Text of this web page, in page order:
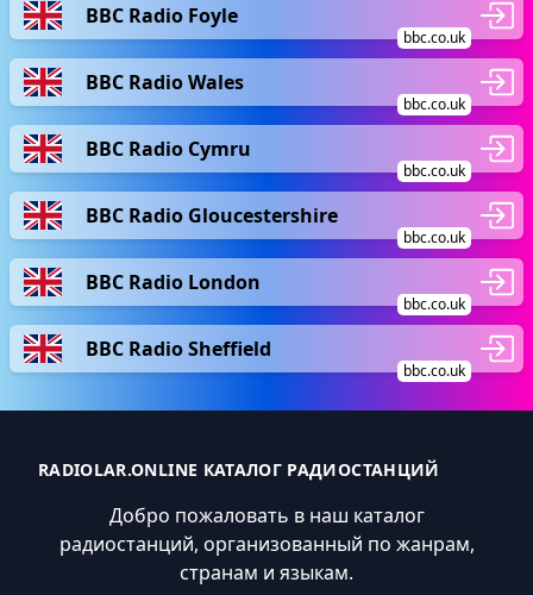
BBC Radio Foyle
bbc.co.uk
BBC Radio Wales
bbc.co.uk
BBC Radio Cymru
bbc.co.uk
BBC Radio Gloucestershire
bbc.co.uk
BBC Radio London
bbc.co.uk
BBC Radio Sheffield
bbc.co.uk
RADIOLAR.ONLINE КАТАЛОГ РАДИОСТАНЦИЙ
Добро пожаловать в наш каталог
радиостанций, организованный по жанрам,
странам и языкам.